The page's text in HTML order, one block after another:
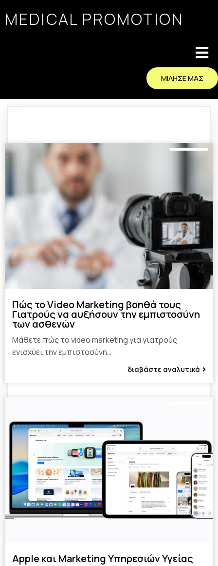
MEDICAL PROMOTION
ΜΙΛΗΣΕ ΜΑΣ
Πώς το Video Marketing βοηθά τους
Γιατρούς να αυξήσουν την εμπιστοσύνη
των ασθενών
Μάθετε πώς το video marketing για γιατρούς
ενισχύει την εμπιστοσύνη…
διαβάστε αναλυτικά
Apple και Marketing Υπηρεσιών Υγείας